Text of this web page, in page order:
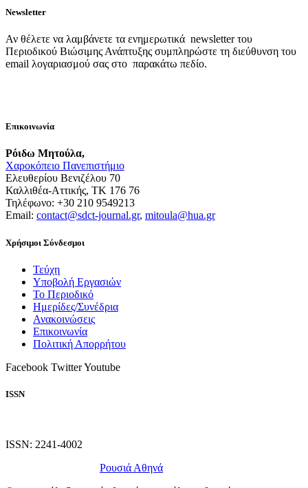
Newsletter
Αν θέλετε να λαμβάνετε τα ενημερωτικά newsletter του
Περιοδικού Βιώσιμης Ανάπτυξης συμπληρώστε τη διεύθυνση του
email λογαριασμού σας στο παρακάτω πεδίο.
Επικοινωνία
Ρόιδω Μητούλα,
Χαροκόπειο Πανεπιστήμιο
Ελευθερίου Βενιζέλου 70
Καλλιθέα-Αττικής, ΤΚ 176 76
Τηλέφωνο: +30 210 9549213
Email: contact@sdct-journal.gr, mitoula@hua.gr
Χρήσιμοι Σύνδεσμοι
Τεύχη
Υποβολή Εργασιών
Το Περιοδικό
Ημερίδες/Συνέδρια
Ανακοινώσεις
Επικοινωνία
Πολιτική Απορρήτου
Facebook TwitterYoutube
ISSN
ISSN: 2241-4002
Ρουσιά Αθηνά